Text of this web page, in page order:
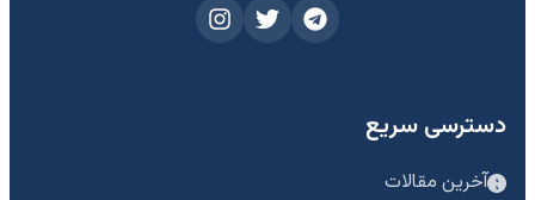
دسترسی سریع
آخرین مقالات